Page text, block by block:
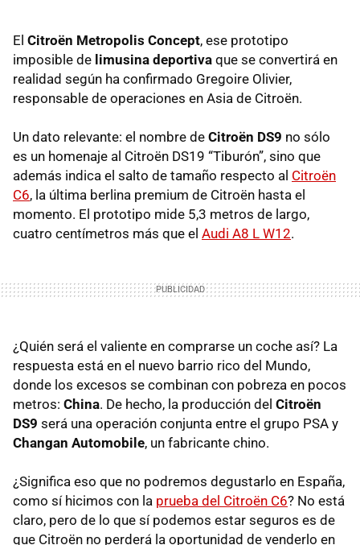
El Citroën Metropolis Concept, ese prototipo
imposible de limusina deportiva que se convertirá en
realidad según ha confirmado Gregoire Olivier,
responsable de operaciones en Asia de Citroën.
Un dato relevante: el nombre de Citroën DS9 no sólo
es un homenaje al Citroën DS19 “Tiburón”, sino que
además indica el salto de tamaño respecto al Citroën
C6, la última berlina premium de Citroën hasta el
momento. El prototipo mide 5,3 metros de largo,
cuatro centímetros más que el Audi A8 L W12.
¿Quién será el valiente en comprarse un coche así? La
respuesta está en el nuevo barrio rico del Mundo,
donde los excesos se combinan con pobreza en pocos
metros: China. De hecho, la producción del Citroën
DS9 será una operación conjunta entre el grupo PSA y
Changan Automobile, un fabricante chino.
¿Significa eso que no podremos degustarlo en España,
como sí hicimos con la prueba del Citroën C6? No está
claro, pero de lo que sí podemos estar seguros es de
que Citroën no perderá la oportunidad de venderlo en